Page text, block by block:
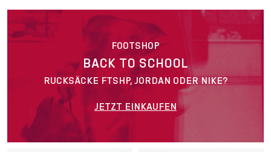
FOOTSHOP
BACK TO SCHOOL
RUCKSÄCKE FTSHP, JORDAN ODER NIKE?
JETZT EINKAUFEN